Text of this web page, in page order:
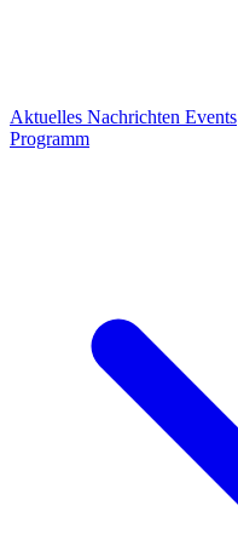
Aktuelles Nachrichten Events
Programm